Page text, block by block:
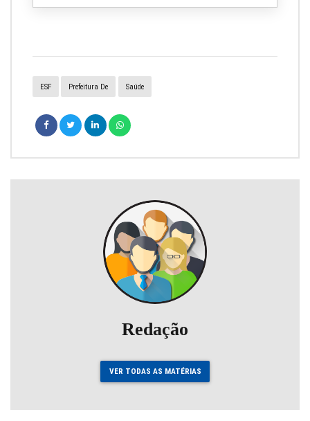
ESF Prefeitura De Saúde
Redação
VER TODAS AS MATÉRIAS